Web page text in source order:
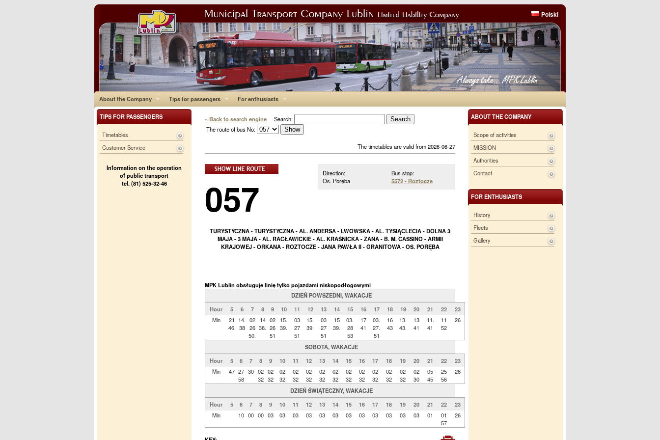
Polski
About the Company Tips for passengers For enthusiasts
ABOUT THE COMPANY
Scope of activities
MISSION
Authorities
Contact
FOR ENTHUSIASTS
History
Fleets
Gallery
« Back to search engine Search:
The route of bus No:
The timetables are valid from 2026-06-27
Bus stop:
5572 - Roztocze
Direction:
Os. Poręba
057
TURYSTYCZNA - TURYSTYCZNA - AL. ANDERSA - LWOWSKA - AL. TYSIĄCLECIA - DOLNA 3
MAJA - 3 MAJA - AL. RACŁAWICKIE - AL. KRAŚNICKA - ZANA - B. M. CASSINO - ARMII
KRAJOWEJ - ORKANA - ROZTOCZE - JANA PAWŁA II - GRANITOWA - OS. PORĘBA
MPK Lublin obsługuje linię tylko pojazdami niskopodłogowymi
DZIEŃ POWSZEDNI, WAKACJE
Hour
5 6 7 8 9 10 11 12 13 14 15 16 17 18 19 20 21 22
23
Min
21
46.
14.
38
02
26
50.
14
38.
02
26
51
15.
39.
03
27
51
15.
39.
03
27
51
15
39.
03.
28
53
17
41
03.
27.
51
16
43
13.
43.
13
41
11.
41
11
52
26
SOBOTA, WAKACJE
Hour
5 6 7 8 9 10 11 12 13 14 15 16 17 18 19 20 21 22
23
Min
47 27
58
30 02
32
02
32
02
32
02
32
02
32
02
32
02
32
02
32
02
32
02
32
02
32
02
32
02
30
05
45
25
56
26
DZIEŃ ŚWIĄTECZNY, WAKACJE
Hour
5 6 7 8 9 10 11 12 13 14 15 16 17 18 19 20 21 22
23
Min
10 00 00 03 03 03 03 03 03 03 03 03 03 03 03 01
01
57
26
TIPS FOR PASSENGERS
Timetables
Customer Service
Information on the operation
of public transport
tel. (81) 525-32-46